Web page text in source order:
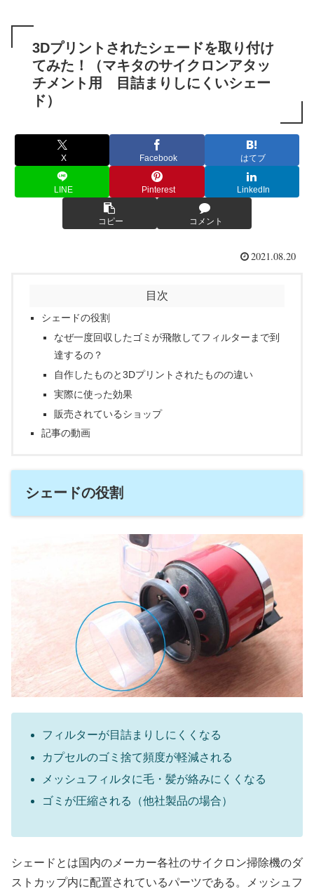
3Dプリントされたシェードを取り付け
てみた！（マキタのサイクロンアタッ
チメント用 目詰まりしにくいシェー
ド）
X Facebook はてブ
LINE Pinterest LinkedIn
コピー コメント
2021.08.20
目次
シェードの役割
なぜ一度回収したゴミが飛散してフィルターまで到
達するの？
自作したものと3Dプリントされたものの違い
実際に使った効果
販売されているショップ
記事の動画
シェードの役割
フィルターが目詰まりしにくくなる
カプセルのゴミ捨て頻度が軽減される
メッシュフィルタに毛・髪が絡みにくくなる
ゴミが圧縮される（他社製品の場合）
シェードとは国内のメーカー各社のサイクロン掃除機のダ
ストカップ内に配置されているパーツである。メッシュフ